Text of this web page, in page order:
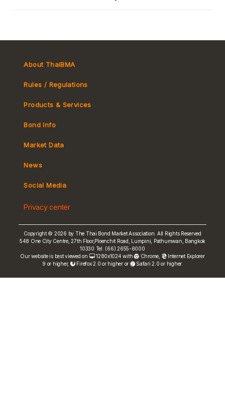
About ThaiBMA
Rules / Regulations
Tax
Products & Services
MeBond
e-bookbuilding
Bond Info
Market Data
Yield Curve
FRN Rate
Bond Price
News
Social Media
Privacy center
Copyright © 2026 by The Thai Bond Market Association. All Rights Reserved
548 One City Centre, 27th Floor,Ploenchit Road, Lumpini, Pathumwan, Bangkok
10330 Tel. (66) 2655-6000
Our website is best viewed on
1280x1024 with Chrome
Internet Explorer
9 or higher,
Firefox 2.0 or higher or Safari 2.0 or higher.